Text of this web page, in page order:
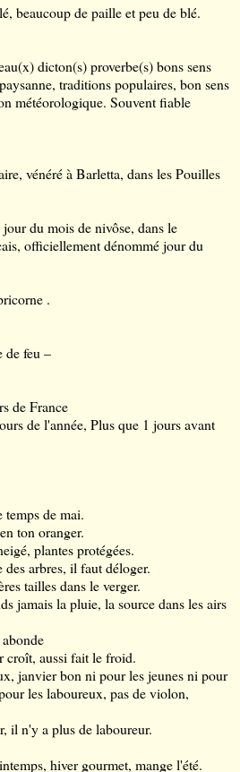
beaucoup de paille et peu de blé.
dicton(s) proverbe(s) bons sens
traditions populaires, bon sens
météorologique. Souvent fiable
vénéré à Barletta, dans les Pouilles
du mois de nivôse, dans le
officiellement dénommé jour du
.
de feu –
de France
de l'année, Plus que 1 jours avant
temps de mai.
ton oranger.
plantes protégées.
arbres, il faut déloger.
tailles dans le verger.
jamais la pluie, la source dans les airs
croît, aussi fait le froid.
janvier bon ni pour les jeunes ni pour
les laboureux, pas de violon,
il n'y a plus de laboureur.
hiver gourmet, mange l'été.